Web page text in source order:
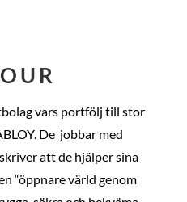
vars portfölj till stor
De jobbar med
att de hjälper sina
“öppnare värld genom